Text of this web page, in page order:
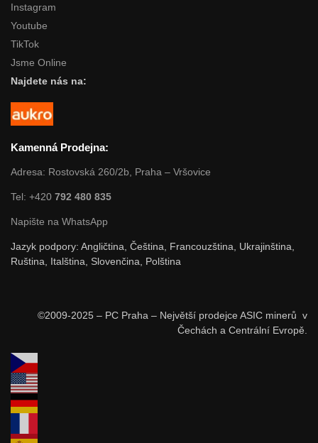
Instagram
Youtube
TikTok
Jsme Online
Najdete nás na:
Kamenná Prodejna:
Adresa: Rostovská 260/2b, Praha – Vršovice
Tel: +420 792 480 835
Napište na WhatsApp
Jazyk podpory: Angličtina, Čeština, Francouzština, Ukrajinština,
Ruština, Italština, Slovenčina, Polština
©2009-2025 – PC Praha – Největší prodejce ASIC minerů v
Čechách a Centrální Evropě.